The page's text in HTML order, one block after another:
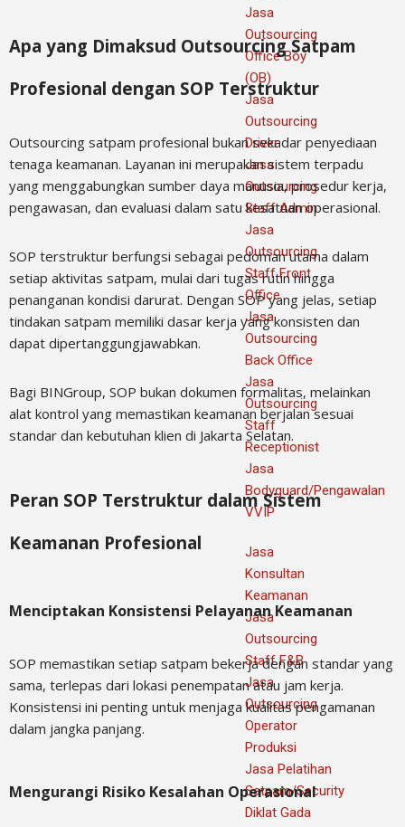
Jasa
Outsourcing
Office Boy
(OB)
Jasa
Outsourcing
Driver
Jasa
Outsourcing
Staff Admin
Jasa
Outsourcing
Staff Front
Office
Jasa
Outsourcing
Back Office
Jasa
Outsourcing
Staff
Receptionist
Jasa
Bodyguard/Pengawalan
VVIP
Jasa
Konsultan
Keamanan
Jasa
Outsourcing
Staff F&B
Jasa
Outsourcing
Operator
Produksi
Jasa Pelatihan
Satpam/Security
Diklat Gada
Apa yang Dimaksud Outsourcing Satpam
Profesional dengan SOP Terstruktur
Outsourcing satpam profesional bukan sekadar penyediaan
tenaga keamanan. Layanan ini merupakan sistem terpadu
yang menggabungkan sumber daya manusia, prosedur kerja,
pengawasan, dan evaluasi dalam satu kesatuan operasional.
SOP terstruktur berfungsi sebagai pedoman utama dalam
setiap aktivitas satpam, mulai dari tugas rutin hingga
penanganan kondisi darurat. Dengan SOP yang jelas, setiap
tindakan satpam memiliki dasar kerja yang konsisten dan
dapat dipertanggungjawabkan.
Bagi BINGroup, SOP bukan dokumen formalitas, melainkan
alat kontrol yang memastikan keamanan berjalan sesuai
standar dan kebutuhan klien di Jakarta Selatan.
Peran SOP Terstruktur dalam Sistem
Keamanan Profesional
Menciptakan Konsistensi Pelayanan Keamanan
SOP memastikan setiap satpam bekerja dengan standar yang
sama, terlepas dari lokasi penempatan atau jam kerja.
Konsistensi ini penting untuk menjaga kualitas pengamanan
dalam jangka panjang.
Mengurangi Risiko Kesalahan Operasional